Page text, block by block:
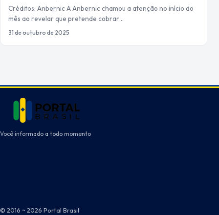
Créditos: Anbernic A Anbernic chamou a atenção no início do
mês ao revelar que pretende cobrar…
31 de outubro de 2025
Você informado a todo momento
© 2016 ~ 2026 Portal Brasil